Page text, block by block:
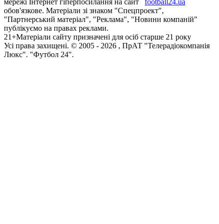
мережі Інтернет гіперпосилання на сайт
football24.ua
обов'язкове. Матеріали зі знаком "Спецпроект",
"Партнерський матеріал", "Реклама", "Новини компаній"
публікуємо на правах реклами.
21+Матеріали сайту призначені для осіб старше 21 року
Усi права захищенi. © 2005 - 2026 , ПрАТ "Телерадіокомпанія
Люкс". "Футбол 24".